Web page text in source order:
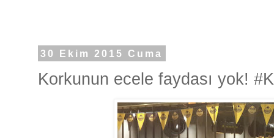
30 Ekim 2015 Cuma
Korkunun ecele faydası yok!